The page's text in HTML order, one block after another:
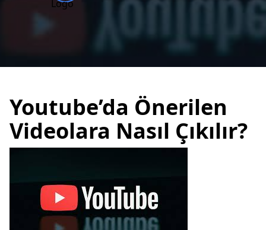
Youtube’da Önerilen
Videolara Nasıl Çıkılır?